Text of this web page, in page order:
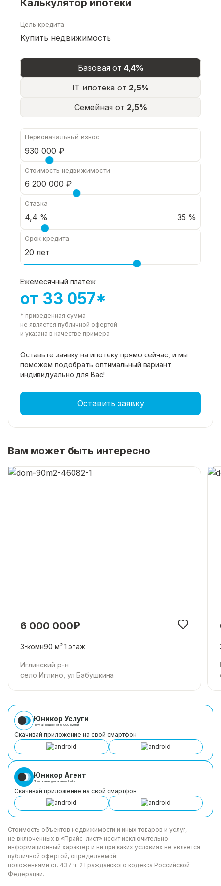
Калькулятор ипотеки
Цель кредита
Купить недвижимость
Базовая от 4,4%
IT ипотека от 2,5%
Семейная от 2,5%
Первоначальный взнос
Стоимость недвижимости
Ставка
35 %
Срок кредита
Ежемесячный платеж
от 33 057*
* приведенная сумма
не является публичной офертой
и указана в качестве примера
Оставьте заявку на ипотеку прямо сейчас, и мы
поможем подобрать оптимальный вариант
индивидуально для Вас!
Оставить заявку
Вам может быть интересно
6 000 000₽
3-комн90 м²1 этаж
Иглинский р-н
село Иглино, ул Бабушкина
Юникор Услуги
Получай кешбэк от 5 000 рублей
Скачивай приложение на свой смартфон
Юникор Агент
Приложение для агентов Unikor
Скачивай приложение на свой смартфон
Стоимость объектов недвижимости и иных товаров и услуг,
не включенных в «Прайс-лист» носит исключительно
информационный характер и ни при каких условиях не является
публичной офертой, определяемой
положениями ст. 437 ч. 2 Гражданского кодекса Российской
Федерации.